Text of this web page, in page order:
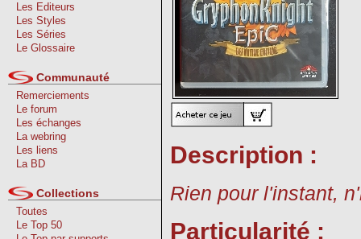
Les Editeurs
Les Styles
Les Séries
Le Glossaire
Communauté
Remerciements
Le forum
Les échanges
La webring
Les liens
La BD
Collections
Toutes
Le Top 50
Description :
Rien pour l'instant,
Particularité :